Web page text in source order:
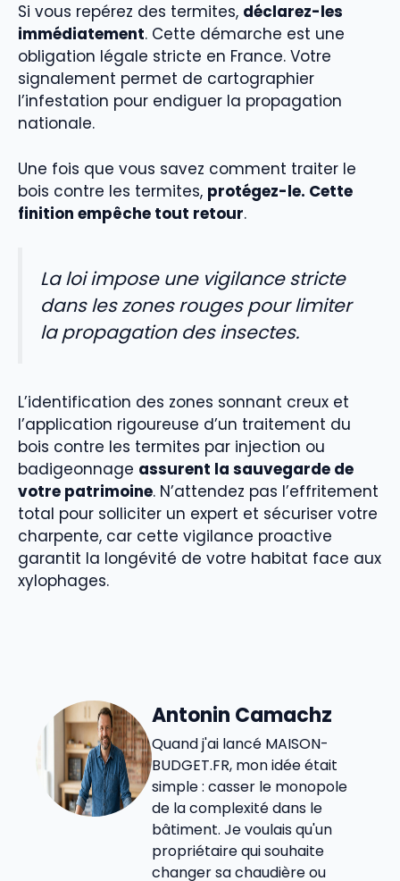
Si vous repérez des termites, déclarez-les
immédiatement. Cette démarche est une
obligation légale stricte en France. Votre
signalement permet de cartographier
l’infestation pour endiguer la propagation
nationale.
Une fois que vous savez comment traiter le
bois contre les termites, protégez-le. Cette
finition empêche tout retour.
La loi impose une vigilance stricte
dans les zones rouges pour limiter
la propagation des insectes.
L’identification des zones sonnant creux et
l’application rigoureuse d’un traitement du
bois contre les termites par injection ou
badigeonnage assurent la sauvegarde de
votre patrimoine. N’attendez pas l’effritement
total pour solliciter un expert et sécuriser votre
charpente, car cette vigilance proactive
garantit la longévité de votre habitat face aux
xylophages.
Antonin Camachz
Quand j'ai lancé MAISON-
BUDGET.FR, mon idée était
simple : casser le monopole
de la complexité dans le
bâtiment. Je voulais qu'un
propriétaire qui souhaite
changer sa chaudière ou